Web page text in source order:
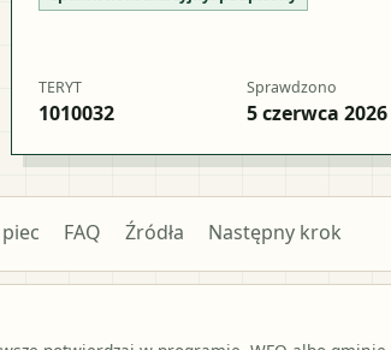
TERYT
1010032
Sprawdzono
5 czerwca 2026
FAQ Źródła Następny krok